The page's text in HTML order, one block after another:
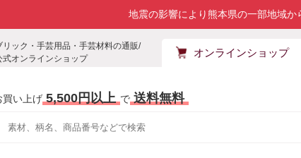
地震の影響により熊本県の一部地域か
ック・手芸用品・手芸材料の通販/
式オンラインショップ
オンラインショップ
買い上げ 5,500円以上 で 送料無料